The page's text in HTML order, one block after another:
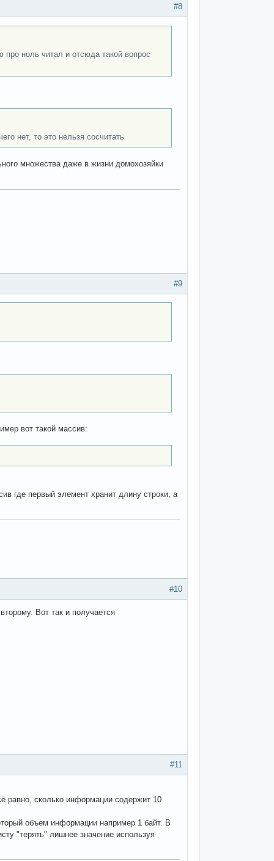
#8
ноль читал и отсюда такой вопрос
нет, то это нельзя сосчитать
множества даже в жизни домохозяйки
#9
вот такой массив:
где первый элемент хранит длину строки, а
#10
Вот так и получается
#11
равно, сколько информации содержит 10
объем информации например 1 байт. В
"терять" лишнее значение используя